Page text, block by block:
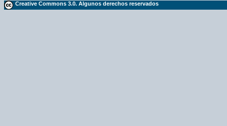
Creative Commons 3.0. Algunos derechos reservados